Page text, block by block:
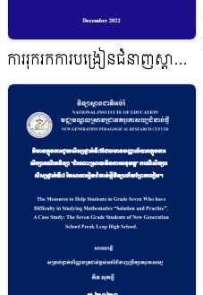
ការរុករកការបង្រៀនជំនាញស្តាប់
ភាសាអង់គ្លេសដែលជាការយល់
ឃើញរបស់គ្រូ៖ សកម្មភាពអនុវត្ត
និងបញ្ហាប្រឈមនៅសាលារៀន
ជំនាន់ថ្មីមួយ ក្នុងរាជធានីភ្នំពេញ